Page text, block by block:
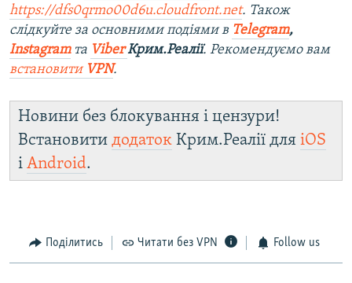
https://dfs0qrmo00d6u.cloudfront.net. Також
слідкуйте за основними подіями в Telegram,
Instagramта ViberКрим.Реалії. Рекомендуємо вам
встановити VPN.
Новини без блокування і цензури!
Встановити додаток Крим.Реалії для iOS
і Android.
Поділитись Читати без VPN Follow us